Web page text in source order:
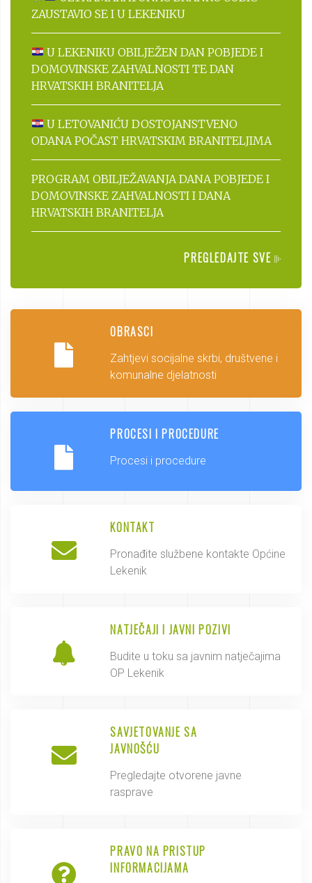
ZAUSTAVIO SE I U LEKENIKU
U LEKENIKU OBILJEŽEN DAN POBJEDE I
DOMOVINSKE ZAHVALNOSTI TE DAN
HRVATSKIH BRANITELJA
U LETOVANIĆU DOSTOJANSTVENO
ODANA POČAST HRVATSKIM BRANITELJIMA
PROGRAM OBILJEŽAVANJA DANA POBJEDE I
DOMOVINSKE ZAHVALNOSTI I DANA
HRVATSKIH BRANITELJA
PREGLEDAJTE SVE
OBRASCI
Zahtjevi socijalne skrbi, društvene i
komunalne djelatnosti
PROCESI I PROCEDURE
Procesi i procedure
KONTAKT
Pronađite službene kontakte Općine
Lekenik
NATJEČAJI I JAVNI POZIVI
Budite u toku sa javnim natječajima
OP Lekenik
SAVJETOVANJE SA
JAVNOŠĆU
Pregledajte otvorene javne
rasprave
PRAVO NA PRISTUP
INFORMACIJAMA